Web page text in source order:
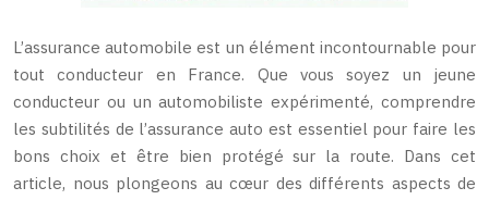
L’assurance automobile est un élément incontournable pour
tout conducteur en France. Que vous soyez un jeune
conducteur ou un automobiliste expérimenté, comprendre
les subtilités de l’assurance auto est essentiel pour faire les
bons choix et être bien protégé sur la route. Dans cet
article, nous plongeons au cœur des différents aspects de